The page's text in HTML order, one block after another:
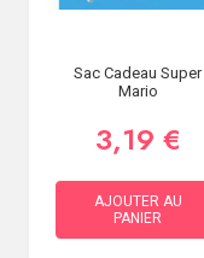
Sac Cadeau Super
Mario
3,19 €
AJOUTER AU
PANIER